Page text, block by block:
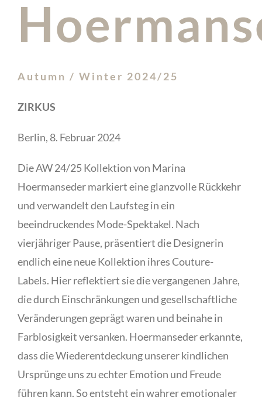
Autumn / Winter 2024/25
ZIRKUS
Berlin, 8. Februar 2024
Die AW 24/25 Kollektion von Marina
Hoermanseder markiert eine glanzvolle Rückkehr
und verwandelt den Laufsteg in ein
beeindruckendes Mode-Spektakel. Nach
vierjähriger Pause, präsentiert die Designerin
endlich eine neue Kollektion ihres Couture-
Labels. Hier reflektiert sie die vergangenen Jahre,
die durch Einschränkungen und gesellschaftliche
Veränderungen geprägt waren und beinahe in
Farblosigkeit versanken. Hoermanseder erkannte,
dass die Wiederentdeckung unserer kindlichen
Ursprünge uns zu echter Emotion und Freude
führen kann. So entsteht ein wahrer emotionaler